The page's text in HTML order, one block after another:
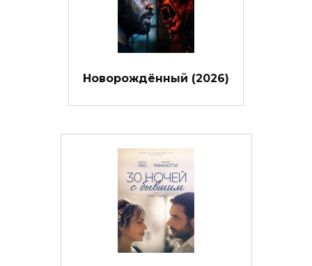
Новорождённый (2026)